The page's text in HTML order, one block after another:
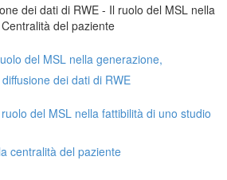
dei dati di RWE - Il ruolo del MSL nella
del paziente
del MSL nella generazione,
dei dati di RWE
del MSL nella fattibilità di uno studio
centralità del paziente